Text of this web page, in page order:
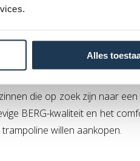
Alles
gezin
die op zoek zijn naar een
BERG-kwaliteit en het
willen aankopen.